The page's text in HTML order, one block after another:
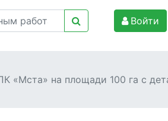
Войти
«Мста» на площади 100 га с